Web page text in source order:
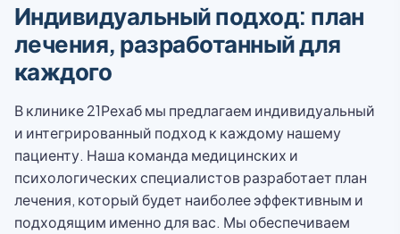
Индивидуальный подход: план
лечения, разработанный для
каждого
В клинике 21Рехаб мы предлагаем индивидуальный
и интегрированный подход к каждому нашему
пациенту. Наша команда медицинских и
психологических специалистов разработает план
лечения, который будет наиболее эффективным и
подходящим именно для вас. Мы обеспечиваем